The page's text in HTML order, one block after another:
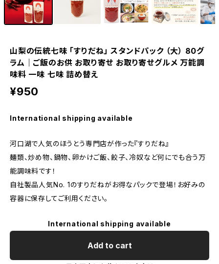
山梨の伝統七味 「すりだね」 スタンドパック （大） 80グ
ラム｜ご飯のお供 お取り寄せ お取り寄せグルメ 万能調
味料 一味 七味 詰め替え
¥950
International shipping available
河口湖で人気のほうとう専門店が作った『すりだね』
麺類、炒め物、鍋物、卵かけご飯、餃子、冷奴など何にでも合う万
能調味料です！
自社製品人気No. 1のすりだねがお得なパックで登場！お好みの
容器に保存してご利用ください。
International shipping available
Add to cart